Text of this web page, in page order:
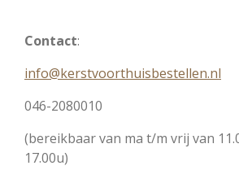
Contact:
info@kerstvoorthuisbestellen.nl
046-2080010
(bereikbaar van ma t/m vrij van
17.00u)